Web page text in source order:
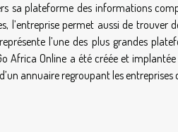
sa plateforme des informations
l’entreprise permet aussi de
l’une des plus grandes
Africa Online a été créée et
annuaire regroupant les